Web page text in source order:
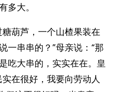
多大。
葫芦，一个山楂果装在
一串串的？”母亲说：“那
吃大串的，实实在在。皇
在很好，我要向劳动人